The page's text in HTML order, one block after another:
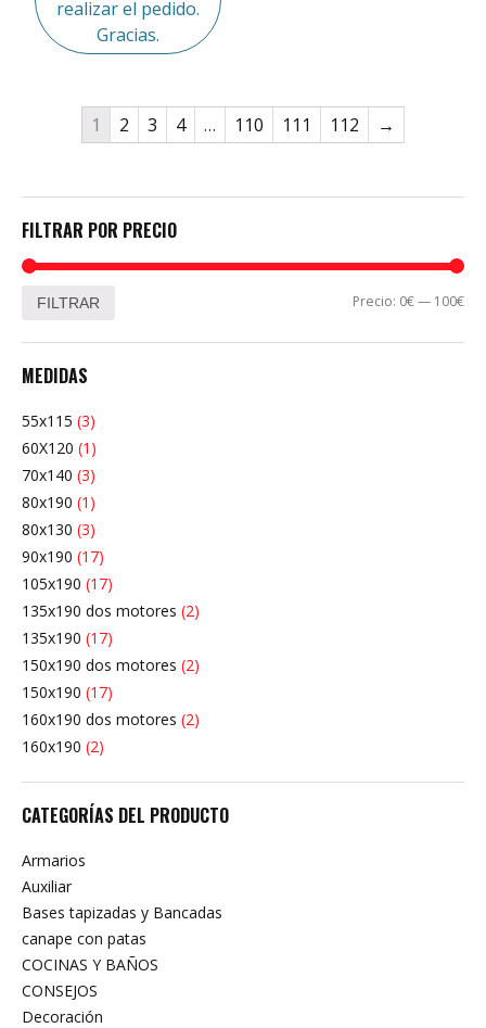
realizar el pedido.
Gracias.
1 2 3 4 … 110 111 112 →
FILTRAR POR PRECIO
FILTRAR Precio: 0€— 100€
MEDIDAS
55x115 (3)
60X120 (1)
70x140 (3)
80x190 (1)
80x130 (3)
90x190 (17)
105x190 (17)
135x190 dos motores (2)
135x190 (17)
150x190 dos motores (2)
150x190 (17)
160x190 dos motores (2)
160x190 (2)
CATEGORÍAS DEL PRODUCTO
Armarios
Auxiliar
Bases tapizadas y Bancadas
canape con patas
COCINAS Y BAÑOS
CONSEJOS
Decoración